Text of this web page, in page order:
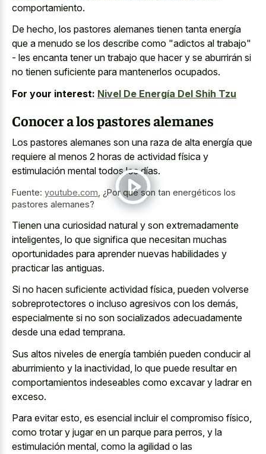
comportamiento.
De hecho, los pastores alemanes tienen tanta energía
que a menudo se los describe como "adictos al trabajo"
- les encanta tener un trabajo que hacer y se aburrirán si
no tienen suficiente para mantenerlos ocupados.
For your interest: Nivel De Energía Del Shih Tzu
Conocer a los pastores alemanes
Los pastores alemanes son una raza de alta energía que
requiere al menos 2 horas de actividad física y
estimulación mental todos los días.
Fuente: youtube.com ¿Por qué son tan energéticos los
pastores alemanes?
Tienen una curiosidad natural y son extremadamente
inteligentes , lo que significa que necesitan muchas
oportunidades para aprender nuevas habilidades y
practicar las antiguas.
Si no hacen suficiente actividad física, pueden volverse
sobreprotectores o incluso agresivos con los demás,
especialmente si no son socializados adecuadamente
desde una edad temprana.
Sus altos niveles de energía también pueden conducir al
aburrimiento y la inactividad, lo que puede resultar en
comportamientos indeseables como excavar y ladrar en
exceso.
Para evitar esto, es esencial incluir el compromiso físico,
como trotar y jugar en un parque para perros, y la
estimulación mental, como la agilidad o las